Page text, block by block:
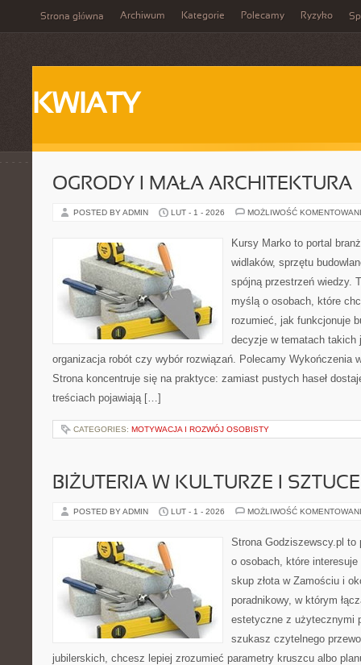
Strona główna Archiwum Kategorie Polecamy Ryzyko
KWIATY
OGRODY I MAŁA ARCHITEKTURA
POSTED BY ADMIN LUT - 1 - 2026 MOŻLIWOŚĆ
Kursy Marko to portal
widlaków, sprzętu
spójną przestrzeń wiedzy.
myślą o osobach, które
rozumieć, jak funkcjonuje
decyzje w tematach takich
organizacja robót czy wybór rozwiązań. Polecamy Wykończenia
Strona koncentruje się na praktyce: zamiast pustych haseł
treściach pojawiają […]
CATEGORIES: MOTYWACJA I ROZWÓJ OSOBISTY
BIŻUTERIA W KULTURZE I SZTUCE
POSTED BY ADMIN LUT - 1 - 2026 MOŻLIWOŚĆ
Strona Godziszewscy.pl
o osobach, które
skup złota w Zamościu i
poradnikowy, w którym
estetyczne z użytecznymi
szukasz czytelnego
jubilerskich, chcesz lepiej zrozumieć parametry kruszcu albo